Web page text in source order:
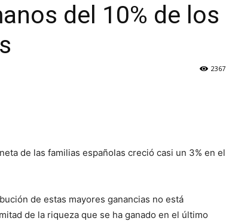
del 10% de los
2367
de las familias españolas creció casi un 3% en el
de estas mayores ganancias no está
de la riqueza que se ha ganado en el último